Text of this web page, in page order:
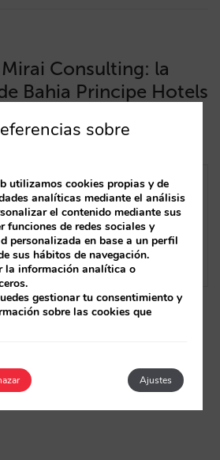
Consulting: la
Bahia Principe Hotels
vuelta a su situación
mejorable a muy
rendimiento de sus campañas
logrando más reservas a un
sobre
utilizamos cookies propias y de
analíticas mediante el análisis
el contenido mediante sus
funciones de redes sociales y
personalizada en base a un perfil
sus hábitos de navegación.
la información analítica o
gestionar tu consentimiento y
sobre las cookies que
Ajustes